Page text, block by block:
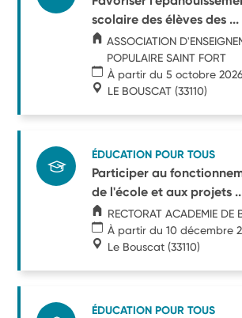
scolaire des élèves des ...
ASSOCIATION
POPULAIRE SAINT FORT
À partir du 5 octobre 2026
LE BOUSCAT (33110)
ÉDUCATION POUR TOUS
Participer au
de l'école et aux projets
RECTORAT ACADEMIE DE
À partir du 10 décembre
Le Bouscat (33110)
ÉDUCATION POUR TOUS